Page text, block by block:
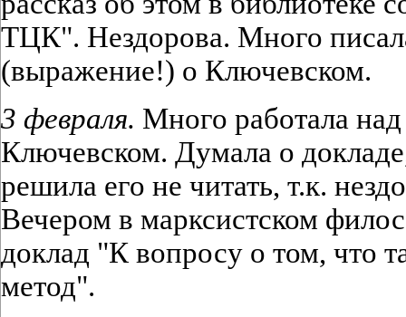
ТЦК". Нездорова. Много
(выражение!) о Ключевском.
3 февраля. Много работала
Ключевском. Думала о
решила его не читать, т.к.
Вечером в марксистском
доклад "К вопросу о том, что
метод".